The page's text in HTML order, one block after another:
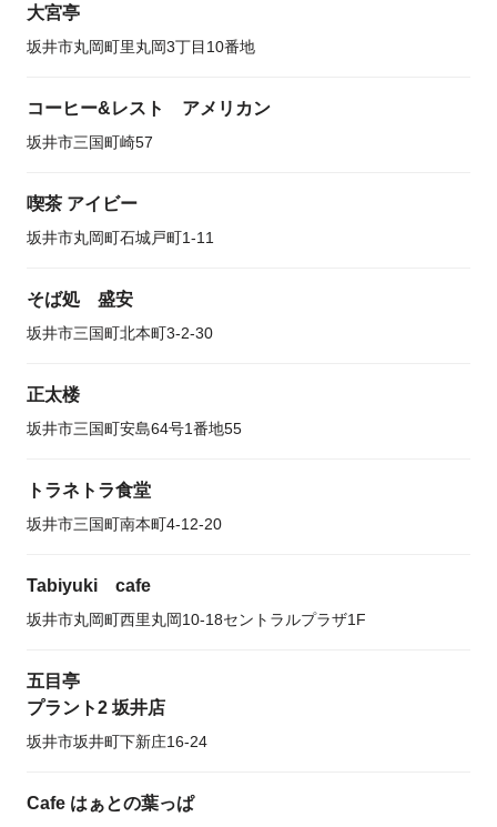
大宮亭
坂井市丸岡町里丸岡3丁目10番地
コーヒー&レスト アメリカン
坂井市三国町崎57
喫茶 アイビー
坂井市丸岡町石城戸町1-11
そば処 盛安
坂井市三国町北本町3-2-30
正太楼
坂井市三国町安島64号1番地55
トラネトラ食堂
坂井市三国町南本町4-12-20
Tabiyuki cafe
坂井市丸岡町西里丸岡10-18セントラルプラザ1F
五目亭
プラント2 坂井店
坂井市坂井町下新庄16-24
Cafe はぁとの葉っぱ